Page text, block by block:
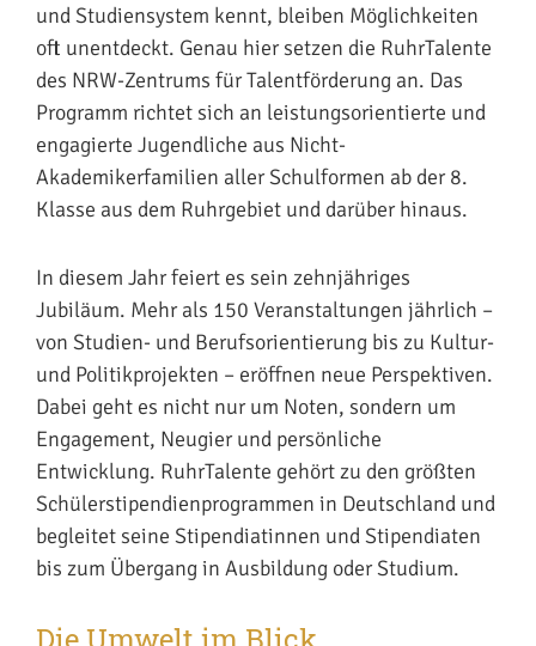
und Studiensystem kennt, bleiben Möglichkeiten
oft unentdeckt. Genau hier setzen die RuhrTalente
des NRW-Zentrums für Talentförderung an. Das
Programm richtet sich an leistungsorientierte und
engagierte Jugendliche aus Nicht-
Akademikerfamilien aller Schulformen ab der 8.
Klasse aus dem Ruhrgebiet und darüber hinaus.
In diesem Jahr feiert es sein zehnjähriges
Jubiläum. Mehr als 150 Veranstaltungen jährlich –
von Studien- und Berufsorientierung bis zu Kultur-
und Politikprojekten – eröffnen neue Perspektiven.
Dabei geht es nicht nur um Noten, sondern um
Engagement, Neugier und persönliche
Entwicklung. RuhrTalente gehört zu den größten
Schülerstipendienprogrammen in Deutschland und
begleitet seine Stipendiatinnen und Stipendiaten
bis zum Übergang in Ausbildung oder Studium.
Die Umwelt im Blick